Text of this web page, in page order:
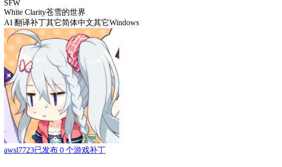
SFW
White Clarity苍雪的世界
AI 翻译补丁其它简体中文其它Windows
awsl7723已发布 0 个游戏补丁